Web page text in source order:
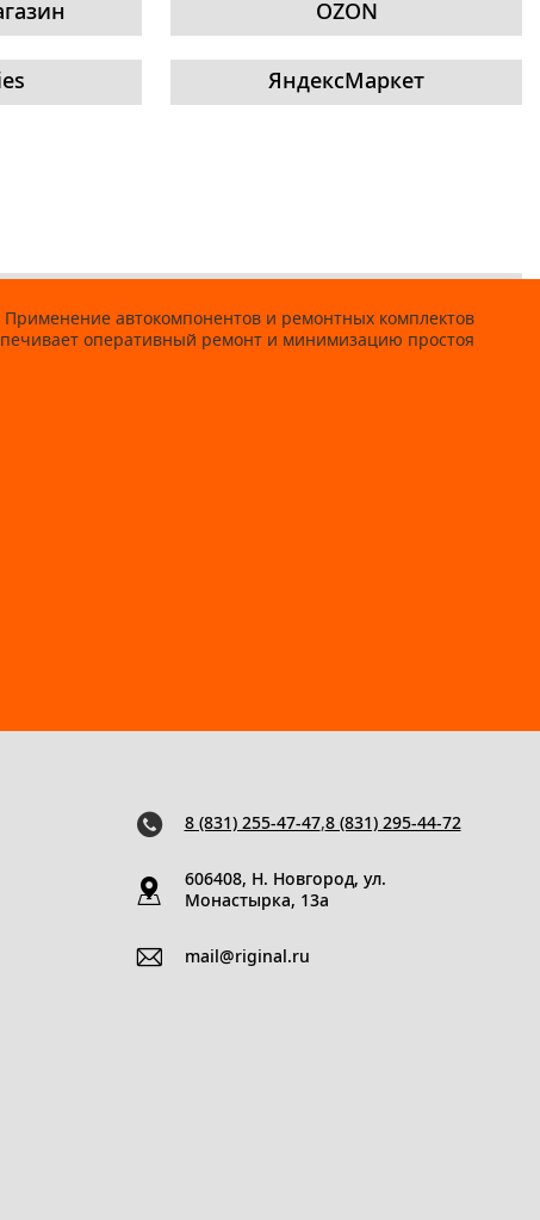
OZON
ЯндексМаркет
автокомпонентов и ремонтных комплектов
оперативный ремонт и минимизацию простоя
8 (831) 255-47-47,8 (831) 295-44-72
606408, Н. Новгород, ул.
Монастырка, 13a
mail@riginal.ru